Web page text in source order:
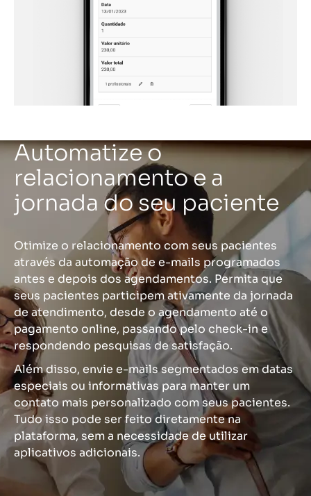
Automatize o
relacionamento e a
jornada do seu paciente
Otimize o relacionamento com seus pacientes
através da automação de e-mails programados
antes e depois dos agendamentos. Permita que
seus pacientes participem ativamente da jornada
de atendimento, desde o agendamento até o
pagamento online, passando pelo check-in e
respondendo pesquisas de satisfação.
Além disso, envie e-mails segmentados em datas
especiais ou informativas para manter um
contato mais personalizado com seus pacientes.
Tudo isso pode ser feito diretamente na
plataforma, sem a necessidade de utilizar
aplicativos adicionais.